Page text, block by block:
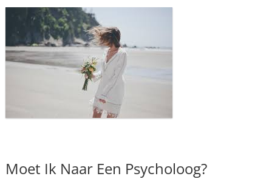
Moet Ik Naar Een Psycholoog?